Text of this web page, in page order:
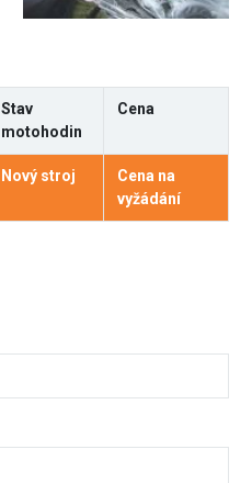
Stav
motohodin
Cena
Nový stroj
Cena na
vyžádání